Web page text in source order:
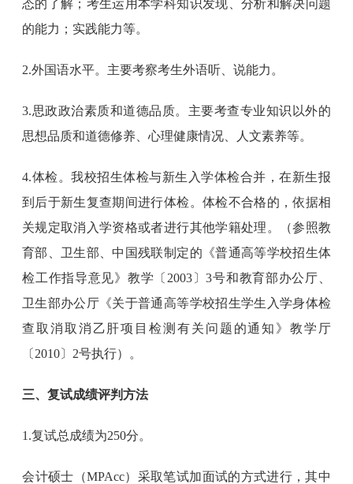
态的了解；考生运用本学科知识发现、分析和解决问题
的能力；实践能力等。
2.外国语水平。主要考察考生外语听、说能力。
3.思政政治素质和道德品质。主要考查专业知识以外的
思想品质和道德修养、心理健康情况、人文素养等。
4.体检。我校招生体检与新生入学体检合并，在新生报
到后于新生复查期间进行体检。体检不合格的，依据相
关规定取消入学资格或者进行其他学籍处理。（参照教
育部、卫生部、中国残联制定的《普通高等学校招生体
检工作指导意见》教学〔2003〕3号和教育部办公厅、
卫生部办公厅《关于普通高等学校招生学生入学身体检
查取消取消乙肝项目检测有关问题的通知》教学厅
〔2010〕2号执行）。
三、复试成绩评判方法
1.复试总成绩为250分。
会计硕士（MPAcc）采取笔试加面试的方式进行，其中